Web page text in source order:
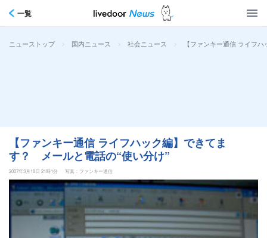
一覧
ニューストップ > 国内ニュース > 社会ニュース > 【ファンキー通信 ライフ
【ファンキー通信 ライフハック編】できてま
す？ メールと電話の“使い分け”
2007年3月18日 21時1分 写真：ファンキー通信